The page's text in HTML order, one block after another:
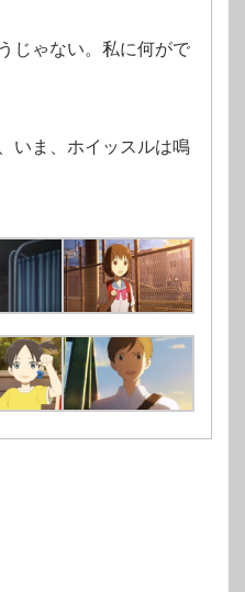
じゃない。私に何がで
いま、ホイッスルは鳴